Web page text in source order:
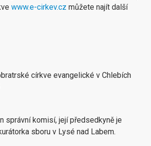
www.e-cirkev.cz můžete najít další
církve evangelické v Chlebích
správní komisí, její předsedkyně je
sboru v Lysé nad Labem.